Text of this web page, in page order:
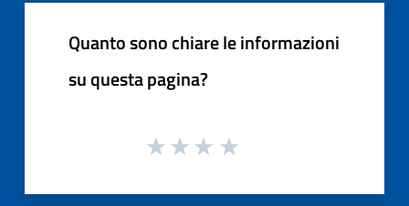
Quanto sono chiare le informazioni
su questa pagina?